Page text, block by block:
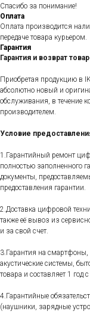
Спасибо за понимание!
Оплата
Оплата производится
передаче товара курьером.
Гарантия
Гарантия и возврат
Приобретая продукцию в
абсолютно новый и
обслуживания, в течение
производителем.
Условие
1.Гарантийный ремонт
полностью заполненного
документы,
предоставления гарантии.
2.Доставка цифровой
также её вывоз из
и за свой счет.
3.Гарантия на
акустические системы,
товара и составляет 1 год
4.Гарантийные
(наушники, зарядные